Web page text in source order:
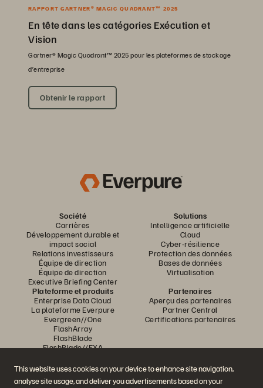
This website uses cookies on your device to enhance site navigation,
analyse site usage, and deliver you advertisements based on your
RAPPORT GARTNER® MAGIC QUADRANT™ 2025
En tête dans les catégories Exécution et
Vision
Gartner® Magic Quadrant™ 2025 pour les plateformes de stockage
d’entreprise
Obtenir le rapport
Société
Carrières
Développement durable et
impact social
Relations investisseurs
Équipe de direction
Équipe de direction
Executive Briefing Center
Solutions
Intelligence artificielle
Cloud
Cyber-résilience
Protection des données
Bases de données
Virtualisation
Plateforme et produits
Enterprise Data Cloud
La plateforme Everpure
Evergreen//One
FlashArray
FlashBlade
FlashBlade//EXA
Portworx
Partenaires
Aperçu des partenaires
Partner Central
Certifications partenaires
Démos Pure360
Nous contacter
Contacter le service